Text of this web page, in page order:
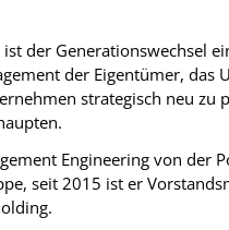
der Generationswechsel
der Eigentümer,
strategisch neu
Engineering von der
seit 2015 ist er